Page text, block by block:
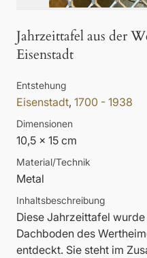
Jahrzeittafel aus der
Eisenstadt
Entstehung
Eisenstadt, 1700 - 1938
Dimensionen
10,5 x 15 cm
Material/Technik
Metal
Inhaltsbeschreibung
Diese Jahrzeittafel
Dachboden des
entdeckt. Sie steht im